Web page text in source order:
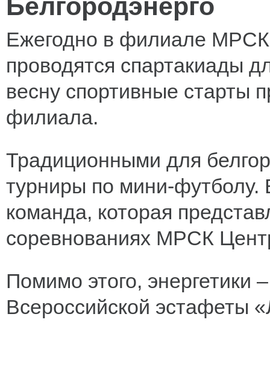
Белгородэнерго
Ежегодно в филиале МРСК
проводятся спартакиады
весну спортивные старты
филиала.
Традиционными для
турниры по мини-футболу.
команда, которая
соревнованиях МРСК
Помимо этого, энергетики
Всероссийской эстафеты